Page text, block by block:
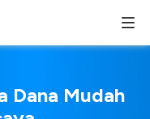
Dana Mudah